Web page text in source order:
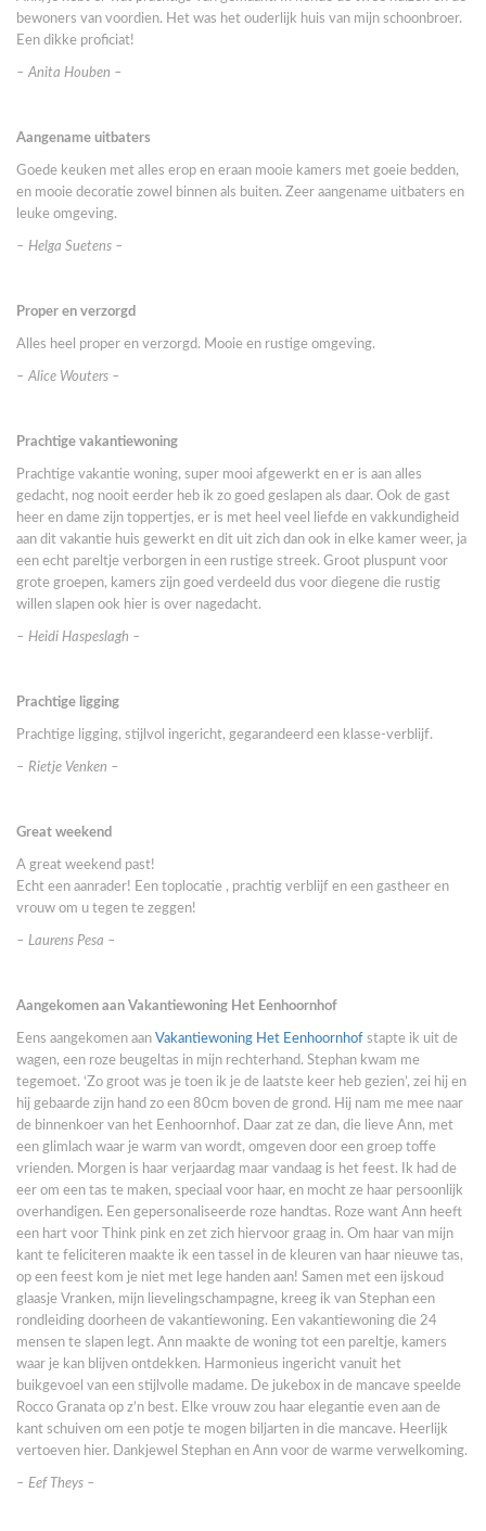
bewoners van voordien. Het was het ouderlijk huis van mijn schoonbroer.
Een dikke proficiat!
– Anita Houben –
Aangename uitbaters
Goede keuken met alles erop en eraan mooie kamers met goeie bedden,
en mooie decoratie zowel binnen als buiten. Zeer aangename uitbaters en
leuke omgeving.
– Helga Suetens –
Proper en verzorgd
Alles heel proper en verzorgd. Mooie en rustige omgeving.
– Alice Wouters –
Prachtige vakantiewoning
Prachtige vakantie woning, super mooi afgewerkt en er is aan alles
gedacht, nog nooit eerder heb ik zo goed geslapen als daar. Ook de gast
heer en dame zijn toppertjes, er is met heel veel liefde en vakkundigheid
aan dit vakantie huis gewerkt en dit uit zich dan ook in elke kamer weer, ja
een echt pareltje verborgen in een rustige streek. Groot pluspunt voor
grote groepen, kamers zijn goed verdeeld dus voor diegene die rustig
willen slapen ook hier is over nagedacht.
– Heidi Haspeslagh –
Prachtige ligging
Prachtige ligging, stijlvol ingericht, gegarandeerd een klasse-verblijf.
– Rietje Venken –
Great weekend
A great weekend past!
Echt een aanrader! Een toplocatie , prachtig verblijf en een gastheer en
vrouw om u tegen te zeggen!
– Laurens Pesa –
Aangekomen aan Vakantiewoning Het Eenhoornhof
Eens aangekomen aan Vakantiewoning Het Eenhoornhof stapte ik uit de
wagen, een roze beugeltas in mijn rechterhand. Stephan kwam me
tegemoet. ‘Zo groot was je toen ik je de laatste keer heb gezien’, zei hij en
hij gebaarde zijn hand zo een 80cm boven de grond. Hij nam me mee naar
de binnenkoer van het Eenhoornhof. Daar zat ze dan, die lieve Ann, met
een glimlach waar je warm van wordt, omgeven door een groep toffe
vrienden. Morgen is haar verjaardag maar vandaag is het feest. Ik had de
eer om een tas te maken, speciaal voor haar, en mocht ze haar persoonlijk
overhandigen. Een gepersonaliseerde roze handtas. Roze want Ann heeft
een hart voor Think pink en zet zich hiervoor graag in. Om haar van mijn
kant te feliciteren maakte ik een tassel in de kleuren van haar nieuwe tas,
op een feest kom je niet met lege handen aan! Samen met een ijskoud
glaasje Vranken, mijn lievelingschampagne, kreeg ik van Stephan een
rondleiding doorheen de vakantiewoning. Een vakantiewoning die 24
mensen te slapen legt. Ann maakte de woning tot een pareltje, kamers
waar je kan blijven ontdekken. Harmonieus ingericht vanuit het
buikgevoel van een stijlvolle madame. De jukebox in de mancave speelde
Rocco Granata op z’n best. Elke vrouw zou haar elegantie even aan de
kant schuiven om een potje te mogen biljarten in die mancave. Heerlijk
vertoeven hier. Dankjewel Stephan en Ann voor de warme verwelkoming.
– Eef Theys –